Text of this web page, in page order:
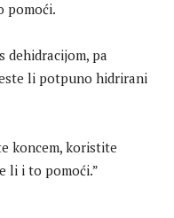
pomoći.
dehidracijom, pa
li potpuno hidrirani
koncem, koristite
li i to pomoći.”